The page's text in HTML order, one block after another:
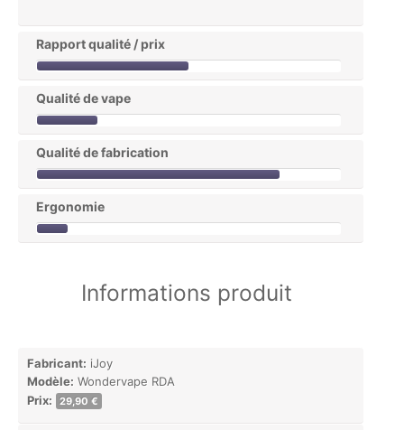
Rapport qualité / prix
Qualité de vape
Qualité de fabrication
Ergonomie
Informations produit
Fabricant: iJoy
Modèle: Wondervape RDA
Prix:
29,90 €